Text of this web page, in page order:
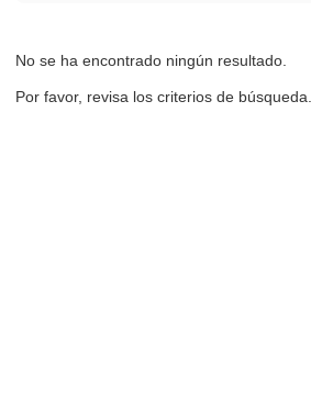
No se ha encontrado ningún resultado.
Por favor, revisa los criterios de búsqueda.